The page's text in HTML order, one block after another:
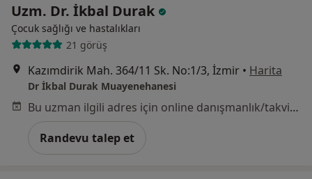
Uzm. Dr. İkbal Durak
Çocuk sağlığı ve hastalıkları
21 görüş
Kazımdirik Mah. 364/11 Sk. No:1/3, İzmir • Harita
Dr İkbal Durak Muayenehanesi
Bu uzman ilgili adres için online danışmanlık/takvim sunmuyor.
Randevu talep et